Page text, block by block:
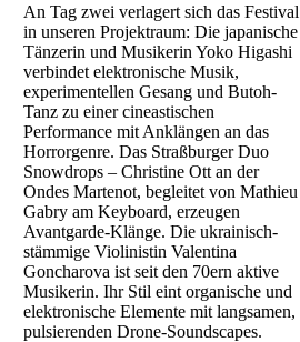
An Tag zwei verlagert sich das Festival
in unseren Projektraum: Die japanische
Tänzerin und Musikerin Yoko Higashi
verbindet elektronische Musik,
experimentellen Gesang und Butoh-
Tanz zu einer cineastischen
Performance mit Anklängen an das
Horrorgenre. Das Straßburger Duo
Snowdrops – Christine Ott an der
Ondes Martenot, begleitet von Mathieu
Gabry am Keyboard, erzeugen
Avantgarde-Klänge. Die ukrainisch-
stämmige Violinistin Valentina
Goncharova ist seit den 70ern aktive
Musikerin. Ihr Stil eint organische und
elektronische Elemente mit langsamen,
pulsierenden Drone-Soundscapes.